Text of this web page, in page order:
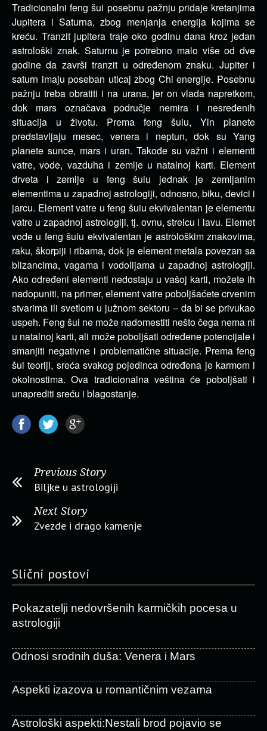
Tradicionalni feng šui posebnu pažnju pridaje kretanjima
Jupitera i Saturna, zbog menjanja energija kojima se
kreću. Tranzit jupitera traje oko godinu dana kroz jedan
astrološki znak. Saturnu je potrebno malo više od dve
godine da završi tranzit u određenom znaku. Jupiter i
saturn imaju poseban uticaj zbog Chi energije. Posebnu
pažnju treba obratiti i na urana, jer on vlada napretkom,
dok mars označava područje nemira i nesređenih
situacija u životu. Prema feng šuiu, Yin planete
predstavljaju mesec, venera i neptun, dok su Yang
planete sunce, mars i uran. Takođe su važni i elementi
vatre, vode, vazduha i zemlje u natalnoj karti. Element
drveta i zemlje u feng šuiu jednak je zemljanim
elementima u zapadnoj astrologiji, odnosno, biku, devici i
jarcu. Element vatre u feng šuiu ekvivalentan je elementu
vatre u zapadnoj astrologiji, tj. ovnu, strelcu i lavu. Elemet
vode u feng šuiu ekvivalentan je astrološkim znakovima,
raku, škorpiji i ribama, dok je element metala povezan sa
blizancima, vagama i vodolijama u zapadnoj astrologiji.
Ako određeni elementi nedostaju u vašoj karti, možete ih
nadopuniti, na primer, element vatre poboljšaćete crvenim
stvarima ili svetlom u južnom sektoru – da bi se privukao
uspeh. Feng šui ne može nadomestiti nešto čega nema ni
u natalnoj karti, ali može poboljšati određene potencijale i
smanjiti negativne i problematične situacije. Prema feng
šui teoriji, sreća svakog pojedinca određena je karmom i
okolnostima. Ova tradicionalna veština će poboljšati i
unaprediti sreću i blagostanje.
Previous Story
Biljke u astrologiji
Next Story
Zvezde i drago kamenje
Slični postovi
Pokazatelji nedovršenih karmičkih pocesa u
astrologiji
Odnosi srodnih duša: Venera i Mars
Aspekti izazova u romantičnim vezama
Astrološki aspekti:Nestali brod pojavio se